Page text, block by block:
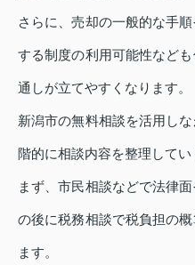
さらに、売却の一般的な手
する制度の利用可能性など
通しが立てやすくなります。
新潟市の無料相談を活用し
階的に相談内容を整理してい
まず、市民相談などで法律
の後に税務相談で税負担の
ます。